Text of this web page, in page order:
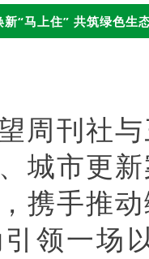
新“马上住” 共筑绿色生
周刊社
城市更
携手推
领一场